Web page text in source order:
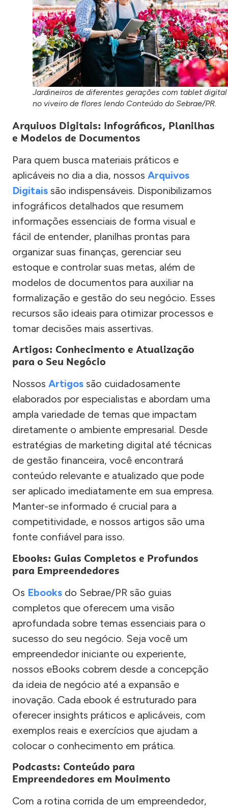
Jardineiros de diferentes gerações com tablet digital
no viveiro de flores lendo Conteúdo do Sebrae/PR.
Arquivos Digitais: Infográficos, Planilhas
e Modelos de Documentos
Para quem busca materiais práticos e
aplicáveis no dia a dia, nossos Arquivos
Digitais são indispensáveis. Disponibilizamos
infográficos detalhados que resumem
informações essenciais de forma visual e
fácil de entender, planilhas prontas para
organizar suas finanças, gerenciar seu
estoque e controlar suas metas, além de
modelos de documentos para auxiliar na
formalização e gestão do seu negócio. Esses
recursos são ideais para otimizar processos e
tomar decisões mais assertivas.
Artigos: Conhecimento e Atualização
para o Seu Negócio
Nossos Artigos são cuidadosamente
elaborados por especialistas e abordam uma
ampla variedade de temas que impactam
diretamente o ambiente empresarial. Desde
estratégias de marketing digital até técnicas
de gestão financeira, você encontrará
conteúdo relevante e atualizado que pode
ser aplicado imediatamente em sua empresa.
Manter-se informado é crucial para a
competitividade, e nossos artigos são uma
fonte confiável para isso.
Ebooks: Guias Completos e Profundos
para Empreendedores
Os Ebooks do Sebrae/PR são guias
completos que oferecem uma visão
aprofundada sobre temas essenciais para o
sucesso do seu negócio. Seja você um
empreendedor iniciante ou experiente,
nossos eBooks cobrem desde a concepção
da ideia de negócio até a expansão e
inovação. Cada ebook é estruturado para
oferecer insights práticos e aplicáveis, com
exemplos reais e exercícios que ajudam a
colocar o conhecimento em prática.
Podcasts: Conteúdo para
Empreendedores em Movimento
Com a rotina corrida de um empreendedor,